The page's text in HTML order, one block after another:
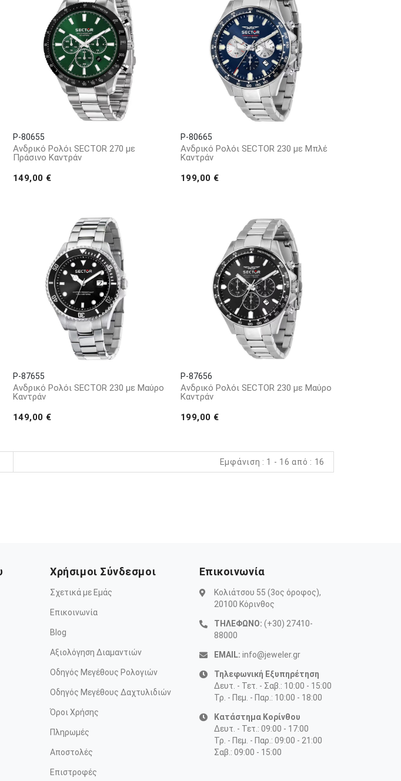
P-80655
Ανδρικό Ρολόι SECTOR 270 με
Πράσινο Καντράν
149,00 €
P-80665
Ανδρικό Ρολόι SECTOR 230 με Μπλέ
Καντράν
199,00 €
P-87655
Ανδρικό Ρολόι SECTOR 230 με Μαύρο
Καντράν
149,00 €
P-87656
Ανδρικό Ρολόι SECTOR 230 με Μαύρο
Καντράν
199,00 €
Εμφάνιση : 1 - 16 από : 16
Χρήσιμοι Σύνδεσμοι
Σχετικά με Εμάς
Επικοινωνία
Blog
Αξιολόγηση Διαμαντιών
Οδηγός Μεγέθους Ρολογιών
Οδηγός Μεγέθους Δαχτυλιδιών
Όροι Χρήσης
Πληρωμές
Αποστολές
Επιστροφές
Επικοινωνία
Κολιάτσου 55 (3ος όροφος),
20100 Κόρινθος
ΤΗΛΕΦΩΝΟ: (+30) 27410-
88000
EMAIL: info@jeweler.gr
Τηλεφωνική Εξυπηρέτηση
Δευτ. - Τετ. - Σαβ.: 10:00 - 15:00
Τρ. - Πεμ. - Παρ.: 10:00 - 18:00
Κατάστημα Κορίνθου
Δευτ. - Τετ.: 09:00 - 17:00
Τρ. - Πεμ. - Παρ.: 09:00 - 21:00
Σαβ.: 09:00 - 15:00